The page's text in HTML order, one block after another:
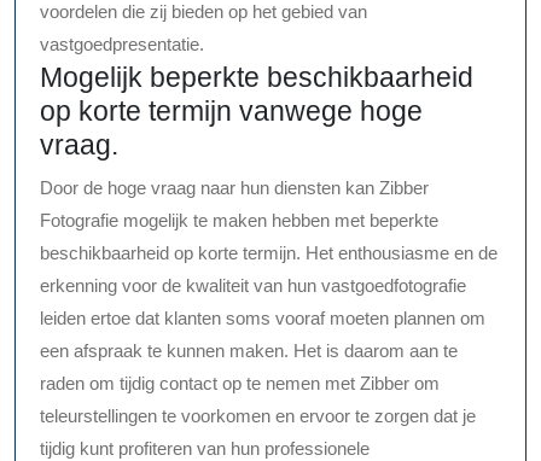
voordelen die zij bieden op het gebied van
vastgoedpresentatie.
Mogelijk beperkte beschikbaarheid
op korte termijn vanwege hoge
vraag.
Door de hoge vraag naar hun diensten kan Zibber
Fotografie mogelijk te maken hebben met beperkte
beschikbaarheid op korte termijn. Het enthousiasme en de
erkenning voor de kwaliteit van hun vastgoedfotografie
leiden ertoe dat klanten soms vooraf moeten plannen om
een afspraak te kunnen maken. Het is daarom aan te
raden om tijdig contact op te nemen met Zibber om
teleurstellingen te voorkomen en ervoor te zorgen dat je
tijdig kunt profiteren van hun professionele